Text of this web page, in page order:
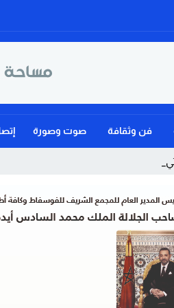
فن وثقافة صوت وصورة
هو الأساس الوح _